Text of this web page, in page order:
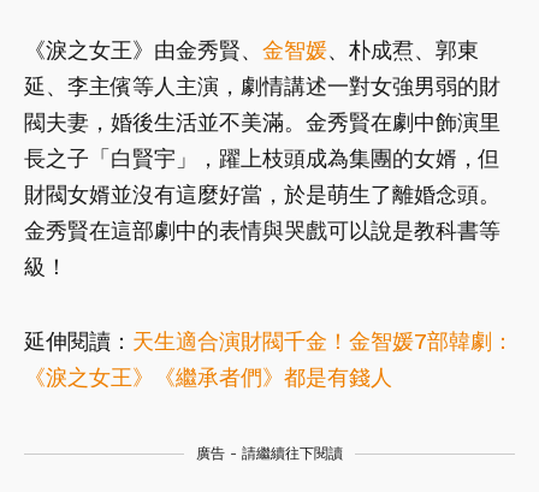
《淚之女王》由金秀賢、 金智媛、朴成焄、郭東
延、李主儐等人主演，劇情講述一對女強男弱的財
閥夫妻，婚後生活並不美滿。金秀賢在劇中飾演里
長之子「白賢宇」，躍上枝頭成為集團的女婿，但
財閥女婿並沒有這麼好當，於是萌生了離婚念頭。
金秀賢在這部劇中的表情與哭戲可以說是教科書等
級！
延伸閱讀： 天生適合演財閥千金！金智媛7部韓劇：
《淚之女王》《繼承者們》都是有錢人
廣告 - 請繼續往下閱讀